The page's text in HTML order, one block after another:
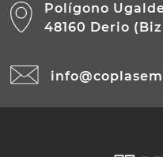
Polígono
48160 Derio